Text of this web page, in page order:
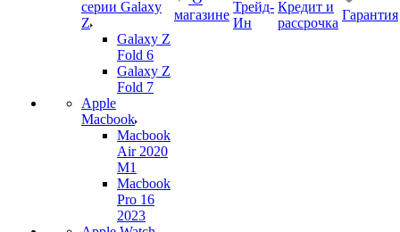
серии Galaxy
Z
Galaxy Z
Fold 6
Galaxy Z
Fold 7
Apple
Macbook
Macbook
Air 2020
M1
Macbook
Pro 16
2023
магазине
Трейд-
Ин
Кредит и
рассрочка
Гарантия